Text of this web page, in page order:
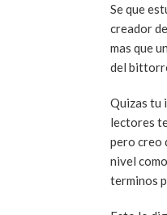
Se que
creador
mas que
del
Quizas tu
lectores
pero creo
nivel
terminos